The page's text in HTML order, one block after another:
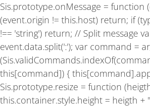
Sis.prototype.onMessage = function
(event.origin != this.host) return; if
!== 'string') return; // Split message
event.data.split(':'); var command =
this[command]) {
Sis.prototype.resize = function
this.container.style.height = heigth +